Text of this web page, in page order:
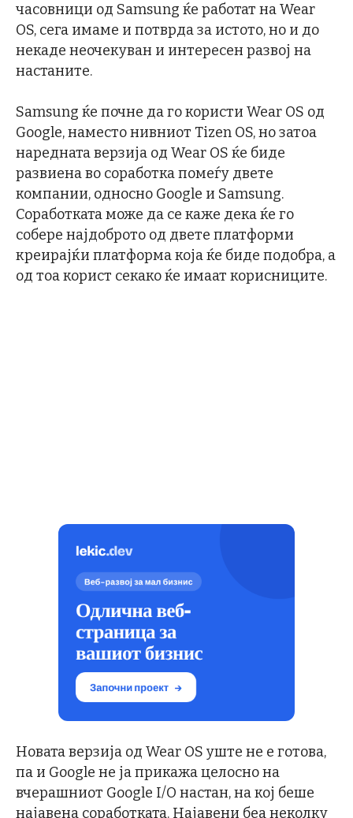
часовници од Samsung ќе работат на Wear
OS, сега имаме и потврда за истото, но и до
некаде неочекуван и интересен развој на
настаните.
Samsung ќе почне да го користи Wear OS од
Google, наместо нивниот Tizen OS, но затоа
наредната верзија од Wear OS ќе биде
развиена во соработка помеѓу двете
компании, односно Google и Samsung.
Соработката може да се каже дека ќе го
собере најдоброто од двете платформи
креирајќи платформа која ќе биде подобра, а
од тоа корист секако ќе имаат корисниците.
Новата верзија од Wear OS уште не е готова,
па и Google не ја прикажа целосно на
вчерашниот Google I/O настан, на кој беше
најавена соработката. Најавени беа неколку